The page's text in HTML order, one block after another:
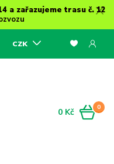
a zařazujeme trasu č. 12
CZK
0
0 Kč